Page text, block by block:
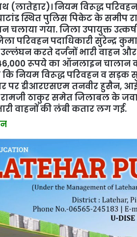
(लातेहार)। नियम विरूद्ध
स्थित पुलिस पिकेट के समीप
चलाया गया. जिला उपायुक्त
परिवहन पदाधिकारी सुरेन्द्र
करते दर्जनों भारी वाहन
रूपये का ऑनलाइन चालान
नियम विरूद्ध परिवहन व सड़क
पर डीआरएसएम तनवीर हुसैन,
रामजी ठाकुर समेत जिलाबल के
वाहनों की लंबी कतार लग गई.